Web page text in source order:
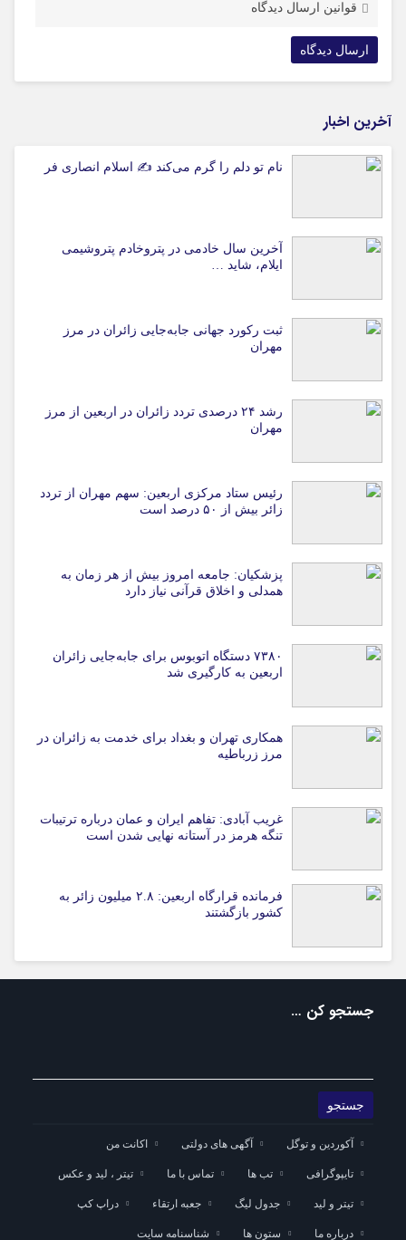
قوانین ارسال دیدگاه
آخرین اخبار
نام تو دلم را گرم می‌کند ✍️ اسلام انصاری فر
آخرین سال خادمی در پتروخادم پتروشیمی
ایلام، شاید …
ثبت رکورد جهانی جابه‌جایی زائران در مرز
مهران
رشد ۲۴ درصدی تردد زائران در اربعین از مرز
مهران
رئیس ستاد مرکزی اربعین: سهم مهران از تردد
زائر بیش از ۵۰ درصد است
پزشکیان: جامعه امروز بیش از هر زمان به
همدلی و اخلاق قرآنی نیاز دارد
۷۳۸۰ دستگاه اتوبوس برای جابه‌جایی زائران
اربعین به‌ کارگیری شد
همکاری تهران و بغداد برای خدمت به زائران در
مرز زرباطیه
غریب آبادی: تفاهم ایران و عمان درباره ترتیبات
تنگه هرمز در آستانه نهایی شدن است
فرمانده قرارگاه اربعین: ۲.۸ میلیون زائر به
کشور بازگشتند
جستجو کن …
آکوردین و توگل آگهی های دولتی اکانت من
تایپوگرافی تب ها تماس با ما تیتر ، لید و عکس
تیتر و لید جدول لیگ جعبه ارتقاء دراپ کپ
درباره ما ستون ها شناسنامه سایت